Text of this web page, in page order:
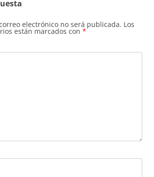
electrónico no será publicada. Los
están marcados con *